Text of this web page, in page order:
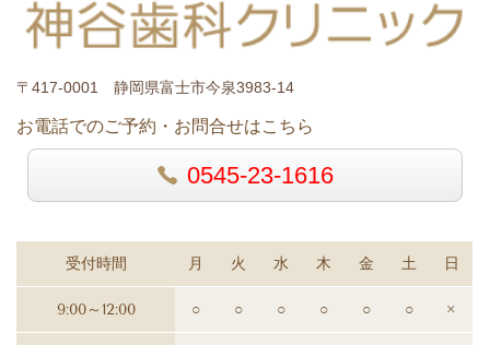
〒417-0001 静岡県富士市今泉3983-14
お電話でのご予約・お問合せはこちら
0545-23-1616
受付時間 月 火 水 木 金 土 日
9:00～12:00 ○ ○ ○ ○ ○ ○ ×